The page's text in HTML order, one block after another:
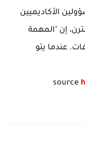
الأكاديميين
إن "المهمة
عندما يتو
source